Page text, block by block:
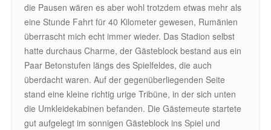
die Pausen wären es aber wohl trotzdem etwas mehr als
eine Stunde Fahrt für 40 Kilometer gewesen, Rumänien
überrascht mich echt immer wieder. Das Stadion selbst
hatte durchaus Charme, der Gästeblock bestand aus ein
Paar Betonstufen längs des Spielfeldes, die auch
überdacht waren. Auf der gegenüberliegenden Seite
stand eine kleine richtig urige Tribüne, in der sich unten
die Umkleidekabinen befanden. Die Gästemeute startete
gut aufgelegt im sonnigen Gästeblock ins Spiel und